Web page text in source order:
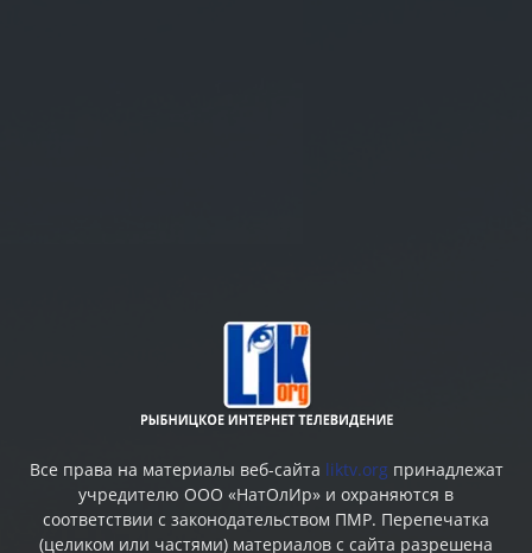
Все права на материалы веб-сайта liktv.org принадлежат
учредителю ООО «НатОлИр» и охраняются в
соответствии с законодательством ПМР. Перепечатка
(целиком или частями) материалов c сайта разрешена